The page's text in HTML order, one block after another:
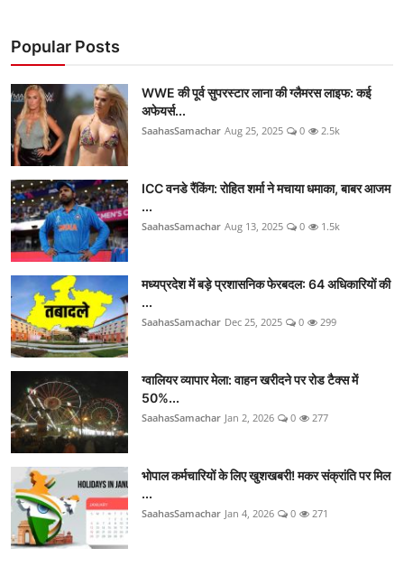
Popular Posts
WWE की पूर्व सुपरस्टार लाना की ग्लैमरस लाइफ: कई
अफेयर्स...
SaahasSamachar Aug 25, 2025 0 2.5k
ICC वनडे रैंकिंग: रोहित शर्मा ने मचाया धमाका, बाबर आजम
...
SaahasSamachar Aug 13, 2025 0 1.5k
मध्यप्रदेश में बड़े प्रशासनिक फेरबदल: 64 अधिकारियों की
...
SaahasSamachar Dec 25, 2025 0 299
ग्वालियर व्यापार मेला: वाहन खरीदने पर रोड टैक्स में
50%...
SaahasSamachar Jan 2, 2026 0 277
भोपाल कर्मचारियों के लिए खुशखबरी! मकर संक्रांति पर मिल
...
SaahasSamachar Jan 4, 2026 0 271